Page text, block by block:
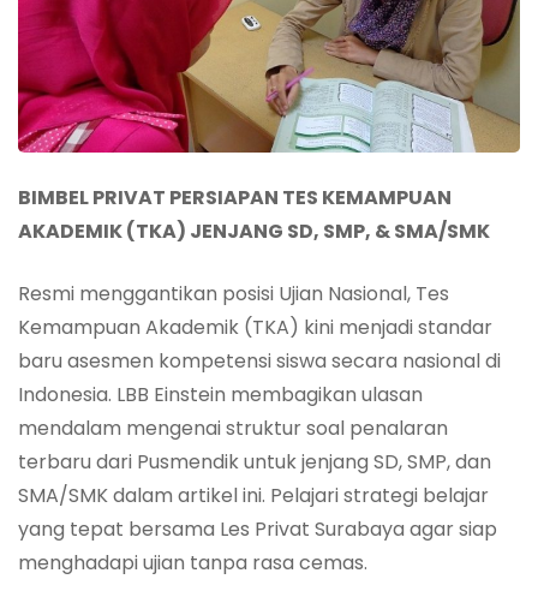
BIMBEL PRIVAT PERSIAPAN TES KEMAMPUAN
AKADEMIK (TKA) JENJANG SD, SMP, & SMA/SMK
Resmi menggantikan posisi Ujian Nasional, Tes
Kemampuan Akademik (TKA) kini menjadi standar
baru asesmen kompetensi siswa secara nasional di
Indonesia. LBB Einstein membagikan ulasan
mendalam mengenai struktur soal penalaran
terbaru dari Pusmendik untuk jenjang SD, SMP, dan
SMA/SMK dalam artikel ini. Pelajari strategi belajar
yang tepat bersama Les Privat Surabaya agar siap
menghadapi ujian tanpa rasa cemas.